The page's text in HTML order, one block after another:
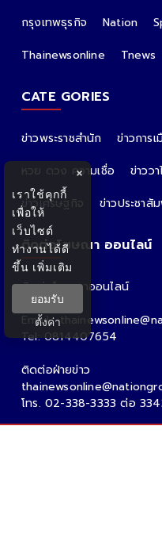
กรุงเทพธุรกิจ
Nation
Thainewsonline
Tnews
CATE GORIES
ข่าวพระราชสำนัก ข่าวการ
หวย ดวง ความเชื่อ
ข่าวว
ข่าวเศรษฐกิจ
ข่าวประชาสั
ติดต่อโฆษณา ออนไลน์
ติดต่อโฆษณาออนไลน์
คุณอ้อ
Email :
Tel: 0814407654
ติดต่อฝ่ายข่าว
โทร. 02-338-3333 ต่อ
×
เราใช้คุกกี้
เพื่อให้
เว็บไซต์
ทำงานได้ดี
ขึ้น เพิ่มเติม
ยอมรับ
ตั้งค่า